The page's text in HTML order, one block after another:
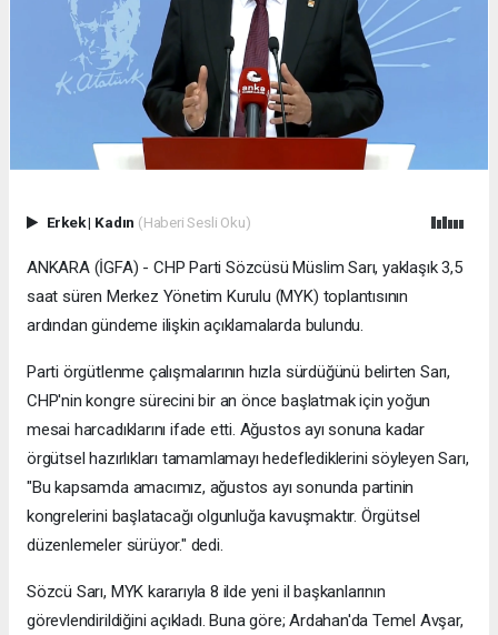
Erkek| Kadın (Haberi Sesli Oku)
ANKARA (İGFA) - CHP Parti Sözcüsü Müslim Sarı, yaklaşık 3,5
saat süren Merkez Yönetim Kurulu (MYK) toplantısının
ardından gündeme ilişkin açıklamalarda bulundu.
Parti örgütlenme çalışmalarının hızla sürdüğünü belirten Sarı,
CHP'nin kongre sürecini bir an önce başlatmak için yoğun
mesai harcadıklarını ifade etti. Ağustos ayı sonuna kadar
örgütsel hazırlıkları tamamlamayı hedeflediklerini söyleyen Sarı,
"Bu kapsamda amacımız, ağustos ayı sonunda partinin
kongrelerini başlatacağı olgunluğa kavuşmaktır. Örgütsel
düzenlemeler sürüyor." dedi.
Sözcü Sarı, MYK kararıyla 8 ilde yeni il başkanlarının
görevlendirildiğini açıkladı. Buna göre; Ardahan'da Temel Avşar,